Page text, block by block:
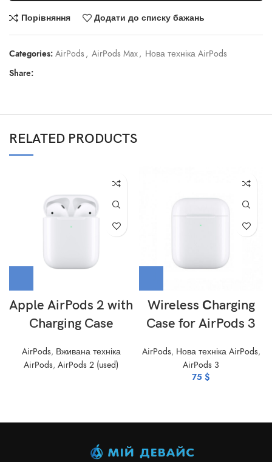
Порівняння Додати до списку бажань
Categories: AirPods , AirPods Max, Нова техніка AirPods
Share:
RELATED PRODUCTS
Apple AirPods 2 with
Charging Case
AirPods, Вживана техніка
AirPods, AirPods 2 (used)
Wireless Сharging
Case for AirPods 3
AirPods, Нова техніка AirPods,
AirPods 3
75 $